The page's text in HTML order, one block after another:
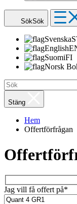
SökSök
Svenska
English
SuomiFI
Norsk
Stäng
Hem
Offertförfrågan
Jag vill få offert på*